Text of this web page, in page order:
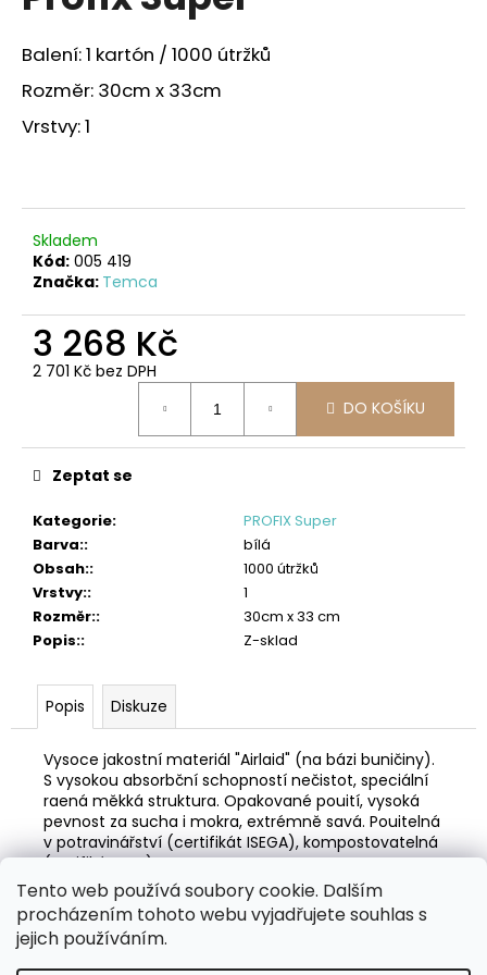
Tento web používá soubory cookie. Dalším
procházením tohoto webu vyjadřujete souhlas s
jejich používáním.
z
5
hvězdiček.
Balení: 1 kartón / 1000 útržků
Rozměr: 30cm x 33cm
Vrstvy: 1
Skladem
Kód: 005 419
Značka: Temca
3 268 Kč
2 701 Kč bez DPH
DO KOŠÍKU
Kategorie:
PROFIX Super
Barva::
bílá
Obsah::
1000 útržků
Vrstvy::
1
Rozměr::
30cm x 33 cm
Popis:: Z-sklad
Zeptat se
Popis Diskuze
Vysoce jakostní materiál "Airlaid" (na bázi buničiny).
S vysokou absorbční schopností nečistot, speciální
raená měkká struktura. Opakované pouití, vysoká
pevnost za sucha i mokra, extrémně savá. Pouitelná
v potravinářství (certifikát ISEGA), kompostovatelná
(cerifikát LGA).
j
í
t
?
D
o
r
u
č
u
e
m
e
TORK
ČISTICÍ
UTĚRKA
HANDY
382
Kč
á Zboží.cz Heureka.cz